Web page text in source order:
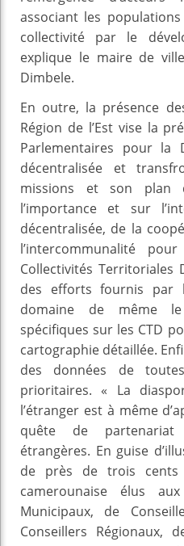
associant les
collectivité par le
explique le maire de
Dimbele.
En outre, la présence
Région de l’Est vise la
Parlementaires pour la
décentralisée et
missions et son plan
l’importance et sur
décentralisée, de la
l’intercommunalité
Collectivités Territoriales
des efforts fournis par
domaine de même le
spécifiques sur les CTD
cartographie détaillée.
des données de
prioritaires. « La
l’étranger est à même
quête de
étrangères. En guise
de près de trois cents
camerounaise élus
Municipaux, de
Conseillers Régionaux,